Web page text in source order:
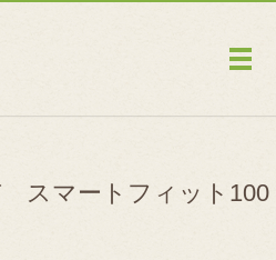
メ
スマートフィット100